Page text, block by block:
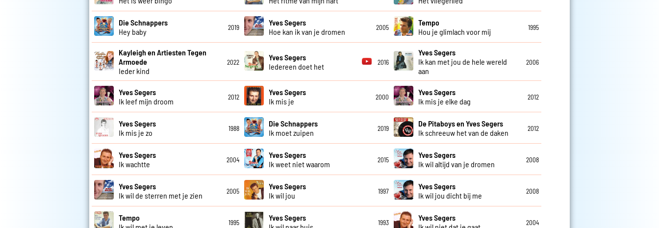
Die Schnappers
Hey baby
2019
Yves Segers
Hoe kan ik van je dromen
2005
Tempo
Hou je glimlach voor mij
1995
Kayleigh en Artiesten Tegen
Armoede
Ieder kind
2022
Yves Segers
Iedereen doet het
2016
Yves Segers
Ik kan met jou de hele wereld
aan
2006
Yves Segers
Ik leef mijn droom
2012
Yves Segers
Ik mis je
2000
Yves Segers
Ik mis je elke dag
2012
Yves Segers
Ik mis je zo
1988
Die Schnappers
Ik moet zuipen
2019
De Pitaboys en Yves Segers
Ik schreeuw het van de daken
2012
Yves Segers
Ik wachtte
2004
Yves Segers
Ik weet niet waarom
2015
Yves Segers
Ik wil altijd van je dromen
2008
Yves Segers
Ik wil de sterren met je zien
2005
Yves Segers
Ik wil jou
1997
Yves Segers
Ik wil jou dicht bij me
2008
Tempo
1995
Yves Segers
1993
Yves Segers
2004